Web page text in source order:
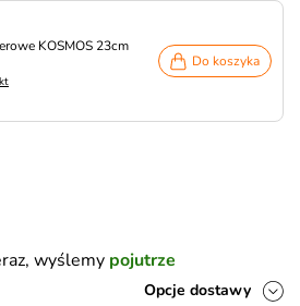
KOSMOS 23cm
Do koszyka
wyślemy pojutrze
Opcje dostawy